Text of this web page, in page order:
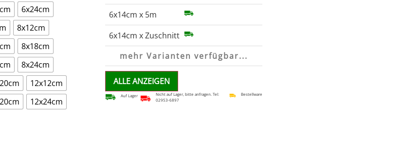
6x24cm
8x12cm
8x18cm
8x24cm
12x12cm
12x24cm
6x14cm x 5m
6x14cm x Zuschnitt
mehr Varianten verfügbar...
ALLE ANZEIGEN
Auf Lager
Nicht auf Lager, bitte anfragen. Tel:
02953-6897
Bestellware